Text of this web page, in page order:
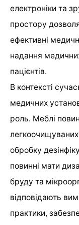
електроніки та
простору
ефективні
надання
пацієнтів.
В контексті
медичних
роль. Меблі
обробку
повинні мати
бруду та
відповідають
практики,